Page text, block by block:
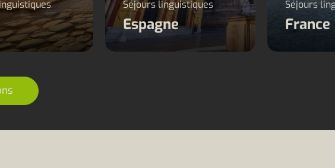
Séjours linguistiques
Espagne
Séjours
France